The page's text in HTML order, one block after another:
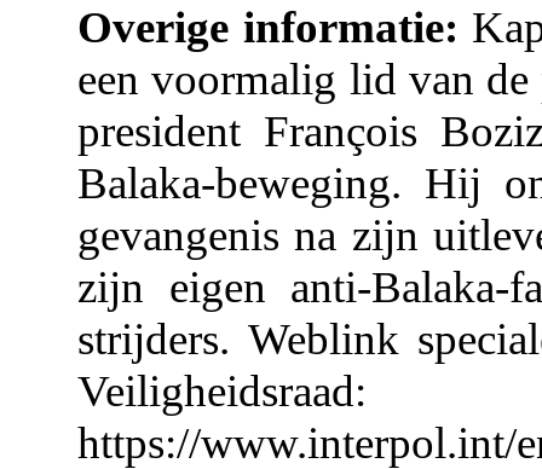
Overige informatie:
een voormalig lid van
president François
Balaka-beweging. Hij
gevangenis na zijn
zijn eigen anti-Balaka-
strijders. Weblink
Veiligheidsraad:
https://www.interpol.int/